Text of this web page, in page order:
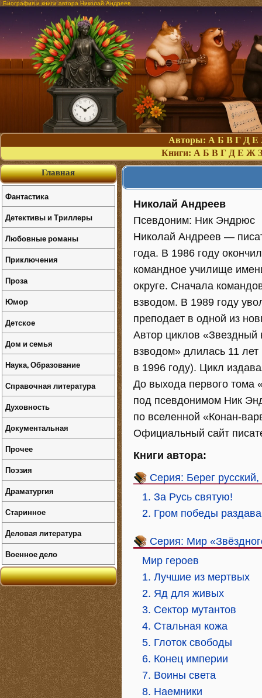
Биография и книги автора Николай Андреев
Авторы: А Б В Г Д Е
Книги: А Б В Г Д Е Ж З
Николай Андреев
Псевдоним: Ник Эндрюс
Николай Андреев —
года. В 1986 году
командное училище
округе. Сначала
взводом. В 1989 году
преподает в одной из
Автор циклов
взводом» длилась 11
в 1996 году). Цикл
До выхода первого тома
под псевдонимом Ник
по вселенной «Конан-
Официальный сайт
Книги автора:
Серия: Берег
1. За Русь святую!
2. Гром победы
Серия: Мир
Мир героев
1. Лучшие из мертвых
2. Яд для живых
3. Сектор мутантов
4. Стальная кожа
5. Глоток свободы
6. Конец империи
7. Воины света
8. Наемники
Главная
Фантастика
Детективы и Триллеры
Любовные романы
Приключения
Проза
Юмор
Детское
Дом и семья
Наука, Образование
Справочная литература
Духовность
Документальная
Прочее
Поэзия
Драматургия
Старинное
Деловая литература
Военное дело